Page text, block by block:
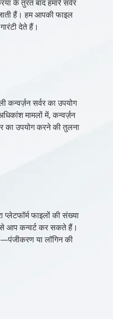
के तुरंत बाद हमारे सर्वर
हैं। हम आपकी फाइल
देते हैं।
कन्वर्ज़न सर्वर का उपयोग
मामलों में, कन्वर्ज़न
का उपयोग करने की तुलना
प्लेटफॉर्म फाइलों की संख्या
आप कन्वर्ट कर सकते हैं।
या लॉगिन की